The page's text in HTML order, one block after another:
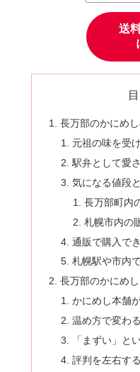
送
長万部のかにめ
元祖の味を受
駅弁として愛
気になる値段
長万部町内
札幌市内の
通販で購入で
札幌駅や市内
長万部のかにめ
かにめし本舗
温め方で変わ
「まずい」と
評判を左右す